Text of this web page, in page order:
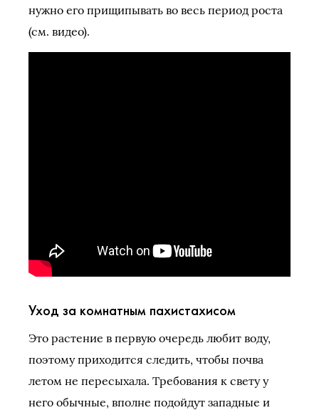
нужно его прищипывать во весь период роста
(см. видео).
Уход за комнатным пахистахисом
Это растение в первую очередь любит воду,
поэтому приходится следить, чтобы почва
летом не пересыхала. Требования к свету у
него обычные, вполне подойдут западные и